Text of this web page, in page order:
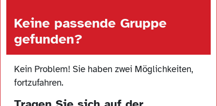
Keine passende Gruppe
gefunden?
Kein Problem! Sie haben zwei Möglichkeiten,
fortzufahren.